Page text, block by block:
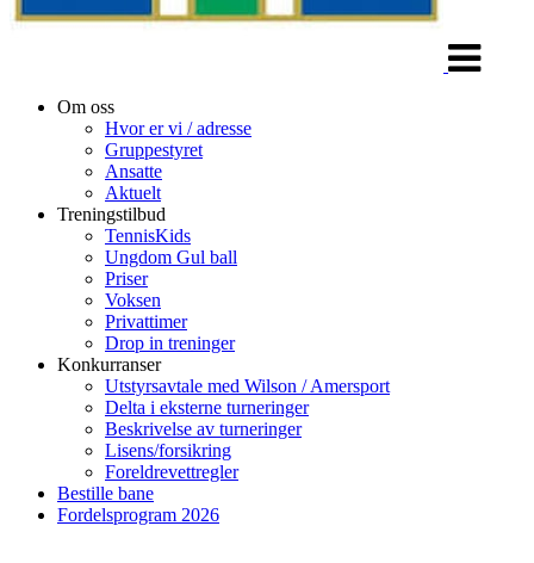
Om oss
Hvor er vi / adresse
Gruppestyret
Ansatte
Aktuelt
Treningstilbud
TennisKids
Ungdom Gul ball
Priser
Voksen
Privattimer
Drop in treninger
Konkurranser
Utstyrsavtale med Wilson / Amersport
Delta i eksterne turneringer
Beskrivelse av turneringer
Lisens/forsikring
Foreldrevettregler
Bestille bane
Fordelsprogram 2026